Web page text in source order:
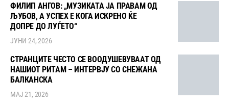
ФИЛИП АНГОВ: „МУЗИКАТА ЈА ПРАВАМ ОД
ЉУБОВ, А УСПЕХ Е КОГА ИСКРЕНО ЌЕ
ДОПРЕ ДО ЛУЃЕТО“
ЈУНИ 24, 2026
СТРАНЦИТЕ ЧЕСТО СЕ ВООДУШЕВУВААТ ОД
НАШИОТ РИТАМ – ИНТЕРВЈУ СО СНЕЖАНА
БАЛКАНСКА
МАЈ 21, 2026